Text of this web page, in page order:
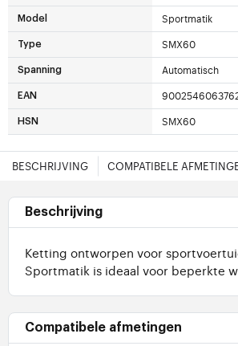
Model Sportmatik
Type SMX60
Spanning Automatisch
EAN
HSN SMX60
BESCHRIJVING COMPATIBELE
Beschrijving
Ketting ontworpen voor
Sportmatik is ideaal voor beperkte
Compatibele afmetingen